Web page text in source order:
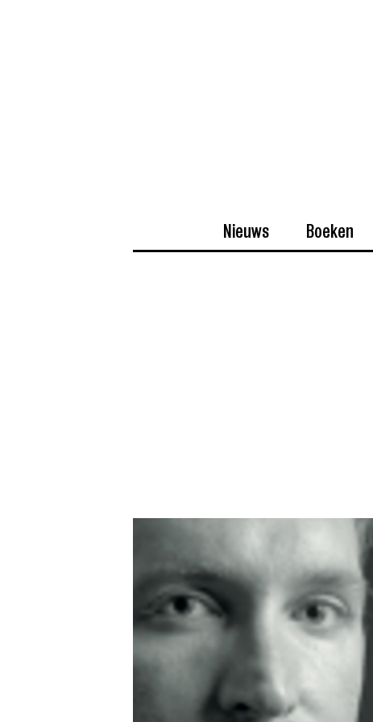
Nieuws Boeken